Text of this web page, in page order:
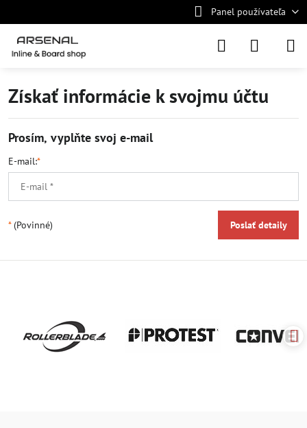
Panel používateľa
Získať informácie k svojmu účtu
Prosím, vyplňte svoj e-mail
E-mail:*
*(Povinné) Poslať detaily